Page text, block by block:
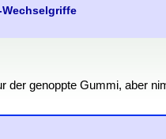
Wechselgriffe
der genoppte Gummi, aber